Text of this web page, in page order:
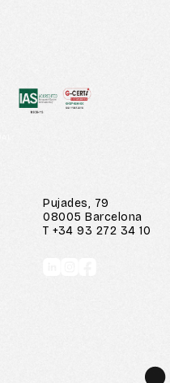
Pujades, 79
08005 Barcelona
T +34 93 272 34 10